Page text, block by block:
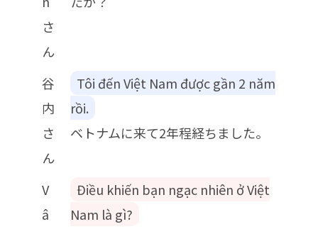
さ
ん
谷
内
さ
ん
Tôi đến Việt Nam được gần 2 năm
rồi.
ベトナムに来て2年程経ちました。
V
â
Điều khiến bạn ngạc nhiên ở Việt
Nam là gì?